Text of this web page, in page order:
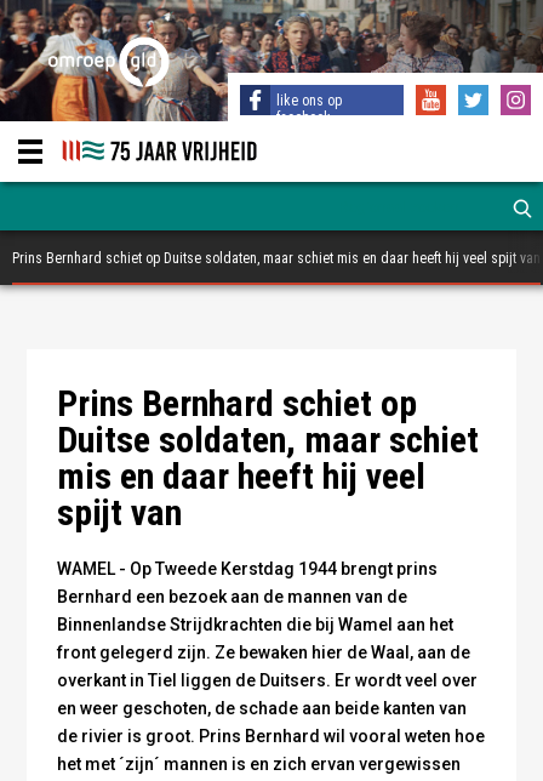
like ons op
facebook
Prins Bernhard schiet op Duitse soldaten, maar schiet mis en daar heeft hij veel spijt van
Prins Bernhard schiet op
Duitse soldaten, maar schiet
mis en daar heeft hij veel
spijt van
WAMEL - Op Tweede Kerstdag 1944 brengt prins
Bernhard een bezoek aan de mannen van de
Binnenlandse Strijdkrachten die bij Wamel aan het
front gelegerd zijn. Ze bewaken hier de Waal, aan de
overkant in Tiel liggen de Duitsers. Er wordt veel over
en weer geschoten, de schade aan beide kanten van
de rivier is groot. Prins Bernhard wil vooral weten hoe
het met ´zijn´ mannen is en zich ervan vergewissen